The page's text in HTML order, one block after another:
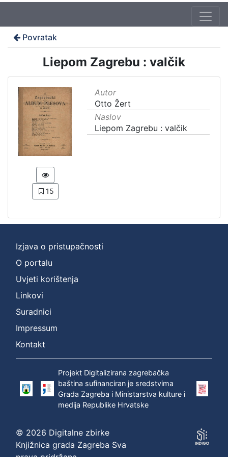
Povratak
Liepom Zagrebu : valčik
15
Autor
Otto Žert
Naslov
Liepom Zagrebu : valčik
Izjava o pristupačnosti
O portalu
Uvjeti korištenja
Linkovi
Suradnici
Impressum
Kontakt
Projekt Digitalizirana zagrebačka
baština sufinanciran je sredstvima
Grada Zagreba i Ministarstva kulture i
medija Republike Hrvatske
© 2026 Digitalne zbirke
Knjižnica grada Zagreba Sva